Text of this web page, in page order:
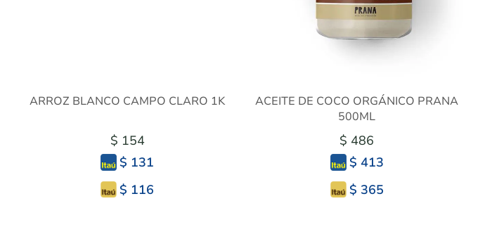
ARROZ BLANCO CAMPO CLARO 1K
$ 154
$ 131
$ 116
ACEITE DE COCO ORGÁNICO PRANA
500ML
$ 486
$ 413
$ 365